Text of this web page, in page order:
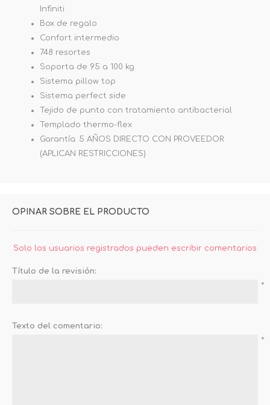
Infiniti
Box de regalo
Confort intermedio
748 resortes
Soporta de 95 a 100 kg
Sistema pillow top
Sistema perfect side
Tejido de punto con tratamiento antibacterial
Templado thermo-flex
Garantía: 5 AÑOS DIRECTO CON PROVEEDOR
(APLICAN RESTRICCIONES)
OPINAR SOBRE EL PRODUCTO
Solo los usuarios registrados pueden escribir comentarios
Título de la revisión:
*
Texto del comentario:
*